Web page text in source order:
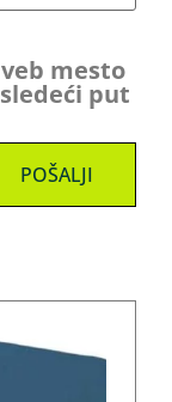
mesto
put